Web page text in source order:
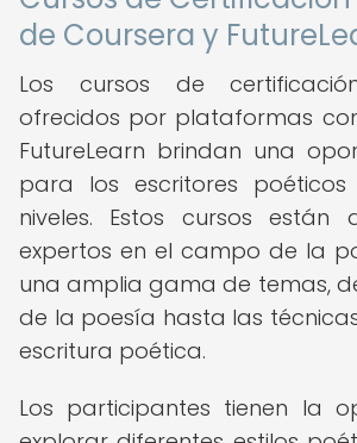
de Coursera y
Los cursos de
ofrecidos por plataformas
FutureLearn brindan una
para los escritores
niveles. Estos cursos están
expertos en el campo de la
una amplia gama de temas,
de la poesía hasta las
escritura poética.
Los participantes tienen la